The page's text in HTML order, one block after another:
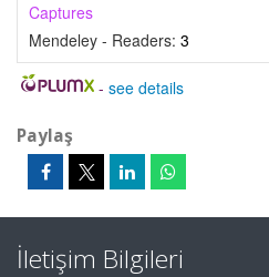
Captures
Mendeley - Readers: 3
- see details
Paylaş
İletişim Bilgileri